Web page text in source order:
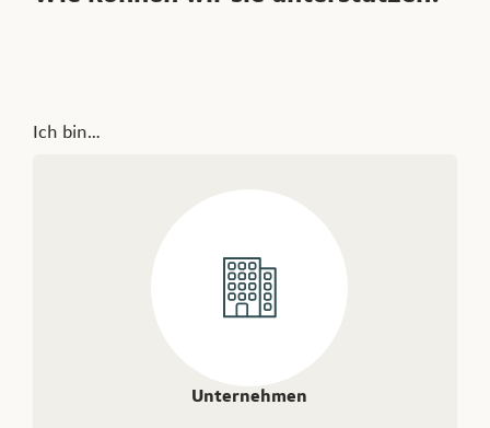
Ich bin…
Unternehmen